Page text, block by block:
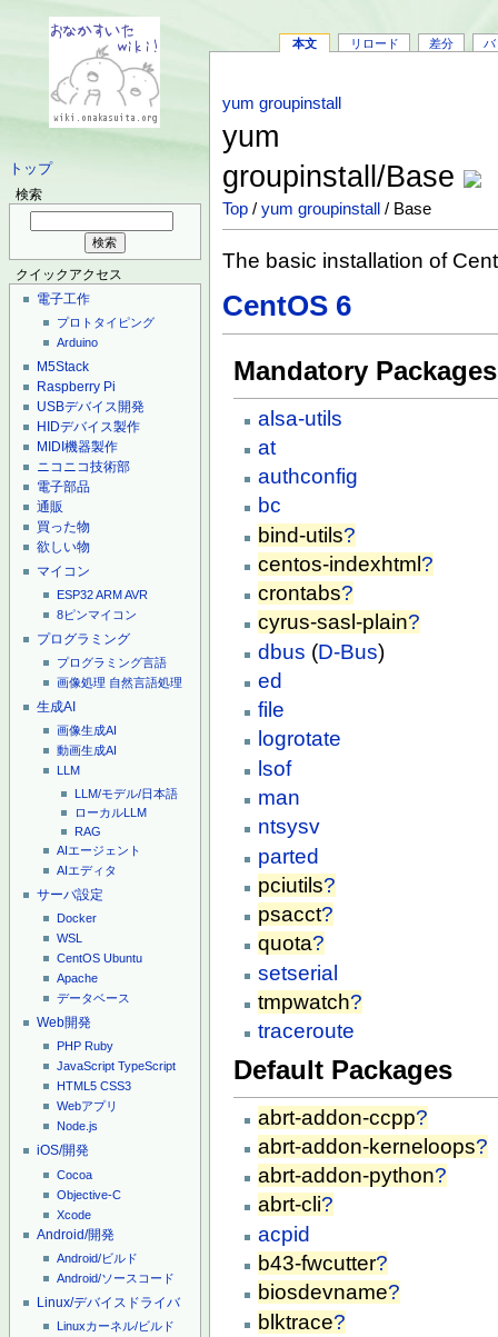
トップ
検索
クイックアクセス
電子工作
プロトタイピング
Arduino
M5Stack
Raspberry Pi
USBデバイス開発
HIDデバイス製作
MIDI機器製作
ニコニコ技術部
電子部品
通販
買った物
欲しい物
マイコン
ESP32ARMAVR
8ピンマイコン
プログラミング
プログラミング言語
画像処理 自然言語処理
生成AI
画像生成AI
動画生成AI
LLM
LLM/モデル/日本語
ローカルLLM
RAG
AIエージェント
AIエディタ
サーバ設定
Docker
WSL
CentOS Ubuntu
Apache
データベース
Web開発
PHP Ruby
JavaScript TypeScript
HTML5 CSS3
Webアプリ
Node.js
iOS/開発
Cocoa
Objective-C
Xcode
Android/開発
Android/ビルド
Android/ソースコード
Linux/デバイスドライバ
Linuxカーネル/ビルド
本文 リロード 差分 バ
yum groupinstall
yum
groupinstall/Base
Top /yum groupinstall / Base
The basic installation of
CentOS 6
Mandatory Packages
alsa-utils
at
authconfig
bc
bind-utils?
centos-indexhtml ?
crontabs?
cyrus-sasl-plain?
dbus (D-Bus)
ed
file
logrotate
lsof
man
ntsysv
parted
pciutils?
psacct?
quota?
setserial
tmpwatch?
traceroute
Default Packages
abrt-addon-ccpp?
abrt-addon-kerneloops?
abrt-addon-python?
abrt-cli?
acpid
b43-fwcutter?
biosdevname?
blktrace?